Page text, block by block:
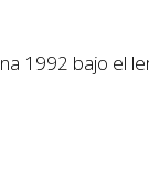
1992 bajo el